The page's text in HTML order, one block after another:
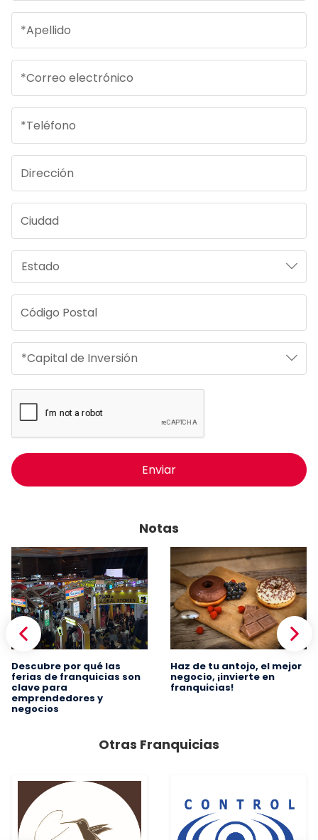
Enviar
Notas
Descubre por qué las
ferias de franquicias son
clave para
emprendedores y
negocios
Haz de tu antojo, el mejor
negocio, ¡invierte en
franquicias!
Otras Franquicias